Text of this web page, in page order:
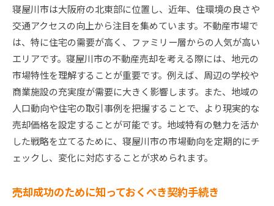
特定地域向けプロモーションの重要性
近隣住民の声を活かす方法
寝屋川市の教育環境をセールスポイントに
大阪府寝屋川市における不動産市場の最新動向を把
握する
最新の住宅価格動向とその要因
人口動態の変化が不動産市場に与える影響
大阪府内での寝屋川市の競争力を検討
地域開発計画が市場に与える影響
不動産市場の季節性を活かした売却タイミング
寝屋川市は大阪府の北東部に位置し、近年、住環境の良さや
交通アクセスの向上から注目を集めています。不動産市場で
は、特に住宅の需要が高く、ファミリー層からの人気が高い
エリアです。寝屋川市の不動産売却を考える際には、地元の
市場特性を理解することが重要です。例えば、周辺の学校や
商業施設の充実度が需要に大きく影響します。また、地域の
人口動向や住宅の取引事例を把握することで、より現実的な
売却価格を設定することが可能です。地域特有の魅力を活か
した戦略を立てるために、寝屋川市の市場動向を定期的にチ
ェックし、変化に対応することが求められます。
売却成功のために知っておくべき契約手続き